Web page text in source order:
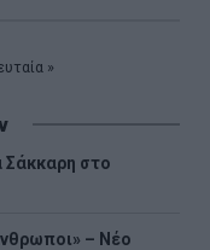
»
Σάκκαρη στο
– Νέο